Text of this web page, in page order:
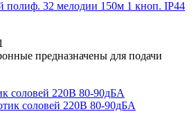
предназначены для подачи
соловей 220В 80-90дБА